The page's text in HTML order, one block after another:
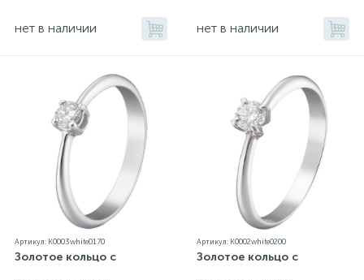
нет в наличии нет в наличии
Артикул: K0003white0170
Золотое кольцо с
Артикул: K0002white0200
Золотое кольцо с